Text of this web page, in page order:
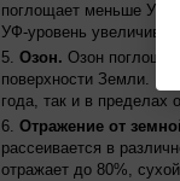
поглощает меньше УФ-
УФ-уровень
Озон. Озон
поверхности Земли.
года, так и в пределах
Отражение от
рассеивается в
отражает до 80%,